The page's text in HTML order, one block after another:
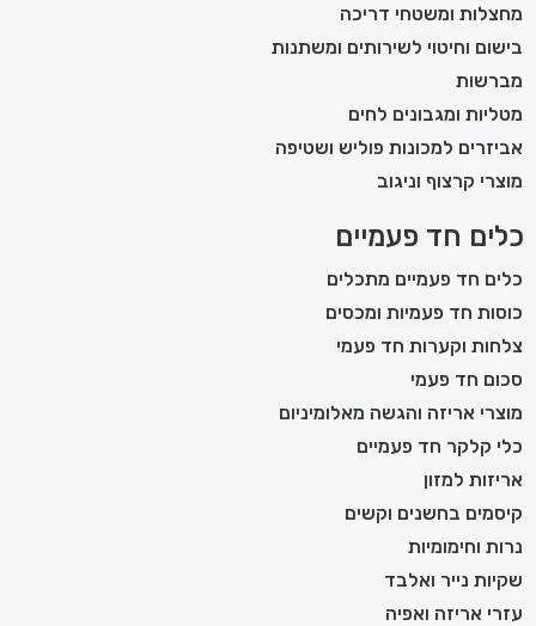
מחצלות ומשטחי דריכה
בישום וחיטוי לשירותים ומשתנות
מברשות
מטליות ומגבונים לחים
אביזרים למכונות פוליש ושטיפה
מוצרי קרצוף וניגוב
כלים חד פעמיים
כלים חד פעמיים מתכלים
כוסות חד פעמיות ומכסים
צלחות וקערות חד פעמי
סכום חד פעמי
מוצרי אריזה והגשה מאלומיניום
כלי קלקר חד פעמיים
אריזות למזון
קיסמים בחשנים וקשים
נרות וחימומיות
שקיות נייר ואלבד
עזרי אריזה ואפיה